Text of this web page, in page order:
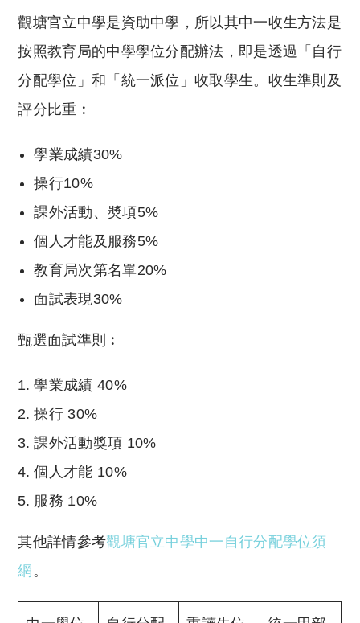
觀塘官立中學是資助中學，所以其中一收生方法是
按照教育局的中學學位分配辦法，即是透過「自行
分配學位」和「統一派位」收取學生。收生準則及
評分比重︰
學業成績30%
操行10%
課外活動、奬項5%
個人才能及服務5%
教育局次第名單20%
面試表現30%
甄選面試準則︰
學業成績 40%
操行 30%
課外活動獎項 10%
個人才能 10%
服務 10%
其他詳情參考觀塘官立中學中一自行分配學位須
網 。